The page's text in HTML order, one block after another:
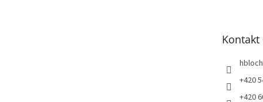
Kontakt
hbloch
+420
+420